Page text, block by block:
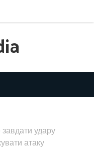
удару
атаку